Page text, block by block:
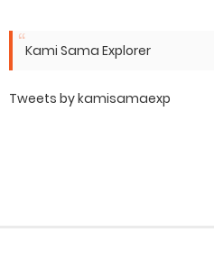
Kami Sama Explorer
Tweets by kamisamaexp